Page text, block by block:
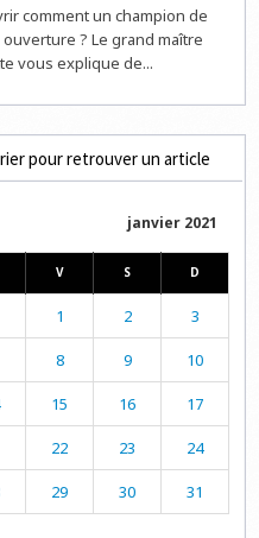
comment un champion de
? Le grand maître
vous explique de...
pour retrouver un article
janvier 2021
V S D
1 2 3
8 9 10
15 16 17
22 23 24
29 30
31